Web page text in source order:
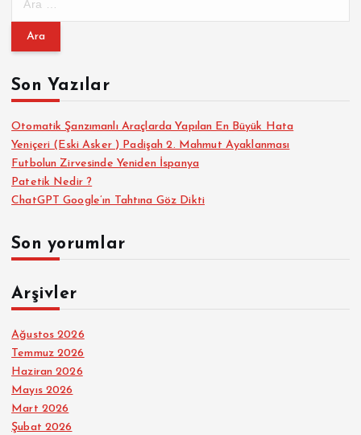
m
:Son Yazılar
Otomatik Şanzımanlı Araçlarda Yapılan En Büyük Hata
Yeniçeri (Eski Asker ) Padişah 2. Mahmut Ayaklanması
Futbolun Zirvesinde Yeniden İspanya
Patetik Nedir ?
ChatGPT Google’ın Tahtına Göz Dikti
Son yorumlar
Arşivler
Ağustos 2026
Temmuz 2026
Haziran 2026
Mayıs 2026
Mart 2026
Şubat 2026